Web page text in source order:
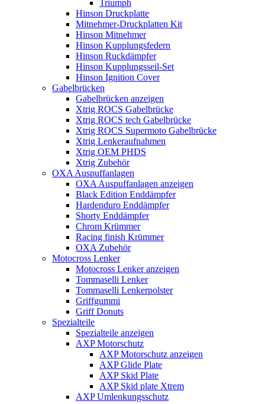
Triumph
Hinson Druckplatte
Mitnehmer-Druckplatten Kit
Hinson Mitnehmer
Hinson Kupplungsfedern
Hinson Ruckdämpfer
Hinson Kupplungsseil-Set
Hinson Ignition Cover
Gabelbrücken
Gabelbrücken anzeigen
Xtrig ROCS Gabelbrücke
Xtrig ROCS tech Gabelbrücke
Xtrig ROCS Supermoto Gabelbrücke
Xtrig Lenkeraufnahmen
Xtrig OEM PHDS
Xtrig Zubehör
OXA Auspuffanlagen
OXA Auspuffanlagen anzeigen
Black Edition Enddämpfer
Hardenduro Enddämpfer
Shorty Enddämpfer
Chrom Krümmer
Racing finish Krümmer
OXA Zubehör
Motocross Lenker
Motocross Lenker anzeigen
Tommaselli Lenker
Tommaselli Lenkerpolster
Griffgummi
Griff Donuts
Spezialteile
Spezialteile anzeigen
AXP Motorschutz
AXP Motorschutz anzeigen
AXP Glide Plate
AXP Skid Plate
AXP Skid plate Xtrem
AXP Umlenkungsschutz